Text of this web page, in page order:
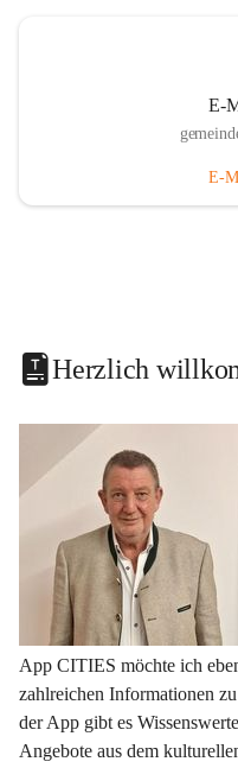
E-
E-
Herzlich
App CITIES möchte ich
zahlreichen Informationen
der App gibt es
Angebote aus dem